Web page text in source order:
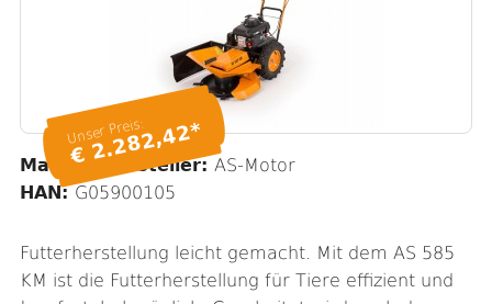
Unser Preis:
€ 2.282,42*
Marke / Hersteller: AS-Motor
HAN:G05900105
Futterherstellung leicht gemacht. Mit dem AS 585
KM ist die Futterherstellung für Tiere effizient und